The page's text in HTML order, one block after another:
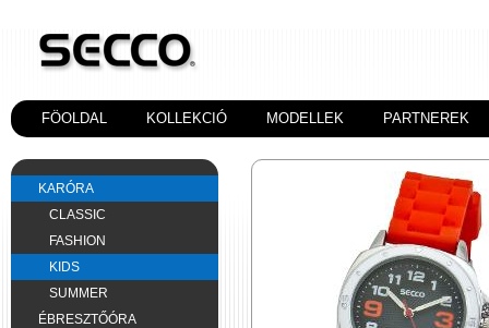
FÖOLDAL KOLLEKCIÓ MODELLEK PARTNEREK
KARÓRA
CLASSIC
FASHION
KIDS
SUMMER
ÉBRESZTŐÓRA